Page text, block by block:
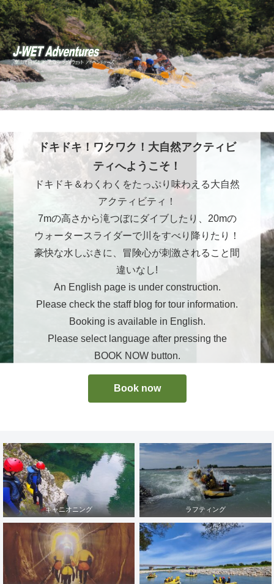
ドキドキ！ワクワク！大自然アクティビ
ティへようこそ！
ドキドキ＆わくわくをたっぷり味わえる大自然
アクティビティ！
7mの高さから滝つぼにダイブしたり、20mの
ウォータースライダーで川をすべり降りたり！
豪快な水しぶきに、冒険心が刺激されること間
違いなし!
An English page is under construction.
Please check the staff blog for tour information.
Booking is available in English.
Please select language after pressing the
BOOK NOW button.
Book now
キャニオニング ラフティング